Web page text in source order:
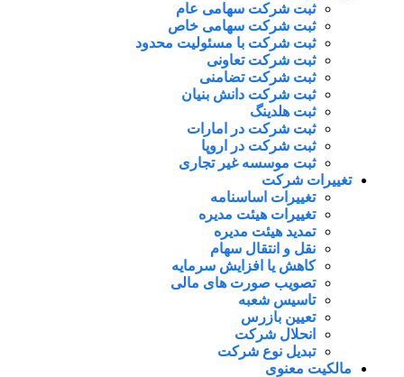
ثبت شرکت سهامی عام
ثبت شرکت سهامی خاص
ثبت شرکت با مسئولیت محدود
ثبت شرکت تعاونی
ثبت شرکت تضامنی
ثبت شرکت دانش بنیان
ثبت هلدینگ
ثبت شرکت در امارات
ثبت شرکت در اروپا
ثبت موسسه غیر تجاری
تغییرات شرکت
تغییرات اساسنامه
تغییرات هیئت مدیره
تمدید هیئت مدیره
نقل و انتقال سهام
کاهش یا افزایش سرمایه
تصویب صورت های مالی
تاسیس شعبه
تعیین بازرس
انحلال شرکت
تبدیل نوع شرکت
مالکیت معنوی